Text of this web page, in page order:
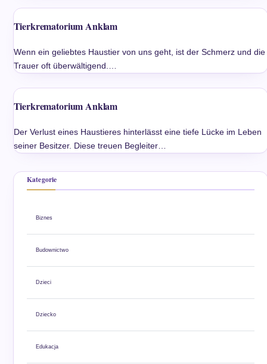
Tierkrematorium Anklam
Wenn ein geliebtes Haustier von uns geht, ist der Schmerz und die
Trauer oft überwältigend.…
Tierkrematorium Anklam
Der Verlust eines Haustieres hinterlässt eine tiefe Lücke im Leben
seiner Besitzer. Diese treuen Begleiter…
Kategorie
Biznes
Budownictwo
Dzieci
Dziecko
Edukacja